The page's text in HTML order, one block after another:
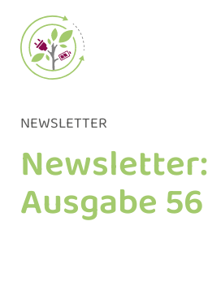
Inhalt
springen
NEWSLETTER
Newsletter:
Ausgabe 56